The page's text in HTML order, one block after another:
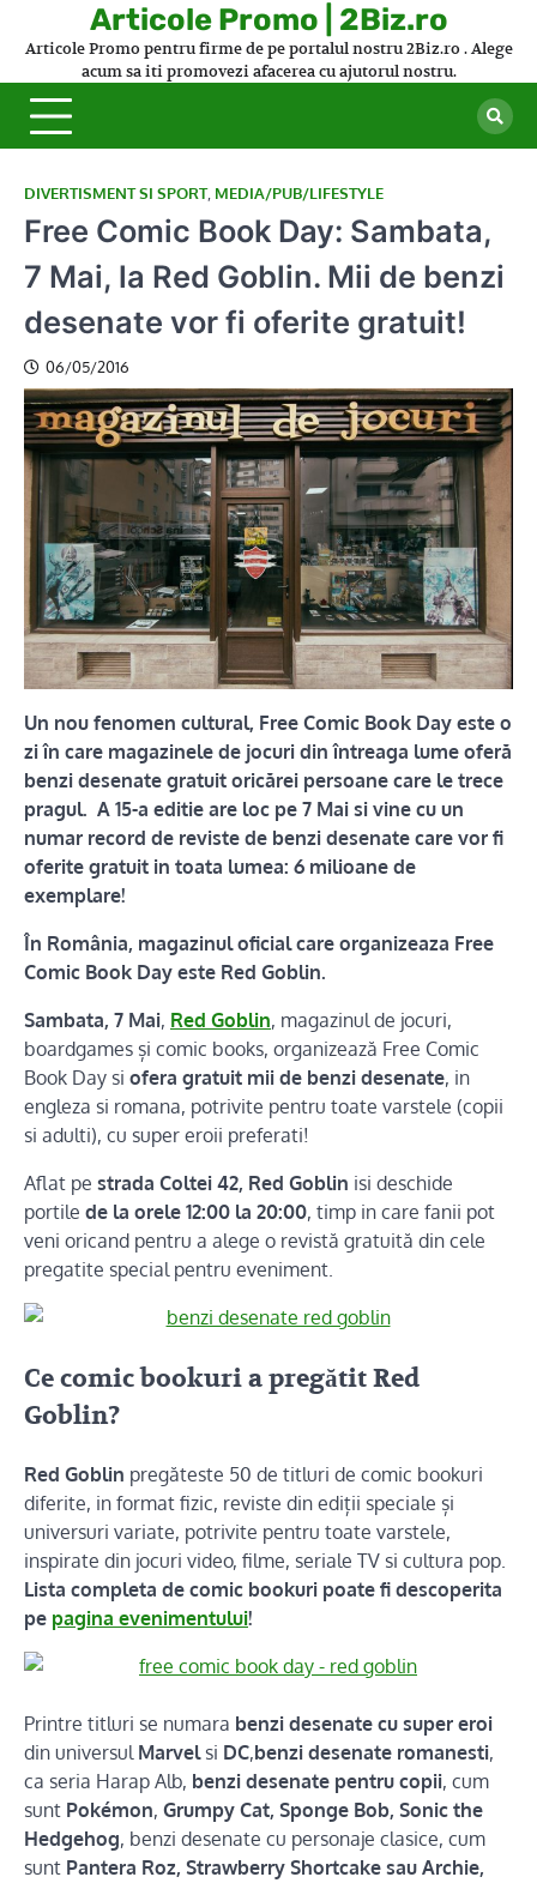
Articole Promo | 2Biz.ro
Articole Promo pentru firme de pe portalul nostru 2Biz.ro . Alege
acum sa iti promovezi afacerea cu ajutorul nostru.
DIVERTISMENT SI SPORT, MEDIA/PUB/LIFESTYLE
Free Comic Book Day: Sambata,
7 Mai, la Red Goblin. Mii de benzi
desenate vor fi oferite gratuit!
06/05/2016
Un nou fenomen cultural, Free Comic Book Day este o
zi în care magazinele de jocuri din întreaga lume oferă
benzi desenate gratuit oricărei persoane care le trece
pragul. A 15-a editie are loc pe 7 Mai si vine cu un
numar record de reviste de benzi desenate care vor fi
oferite gratuit in toata lumea: 6 milioane de
exemplare!
În România, magazinul oficial care organizeaza Free
Comic Book Day este Red Goblin.
Sambata, 7 Mai, Red Goblin, magazinul de jocuri,
boardgames și comic books, organizează Free Comic
Book Day si ofera gratuit mii de benzi desenate, in
engleza si romana, potrivite pentru toate varstele (copii
si adulti), cu super eroii preferati!
Aflat pe strada Coltei 42, Red Goblin isi deschide
portile de la orele 12:00 la 20:00, timp in care fanii pot
veni oricand pentru a alege o revistă gratuită din cele
pregatite special pentru eveniment.
Ce comic bookuri a pregătit Red
Goblin?
Red Goblin pregăteste 50 de titluri de comic bookuri
diferite, in format fizic, reviste din ediții speciale și
universuri variate, potrivite pentru toate varstele,
inspirate din jocuri video, filme, seriale TV si cultura pop.
Lista completa de comic bookuri poate fi descoperita
pe pagina evenimentului!
Printre titluri se numara benzi desenate cu super eroi
din universul Marvelsi DC,benzi desenate romanesti,
ca seria Harap Alb, benzi desenate pentru copii, cum
sunt Pokémon, Grumpy Cat, Sponge Bob, Sonic the
Hedgehog, benzi desenate cu personaje clasice, cum
sunt Pantera Roz, Strawberry Shortcake sau Archie,